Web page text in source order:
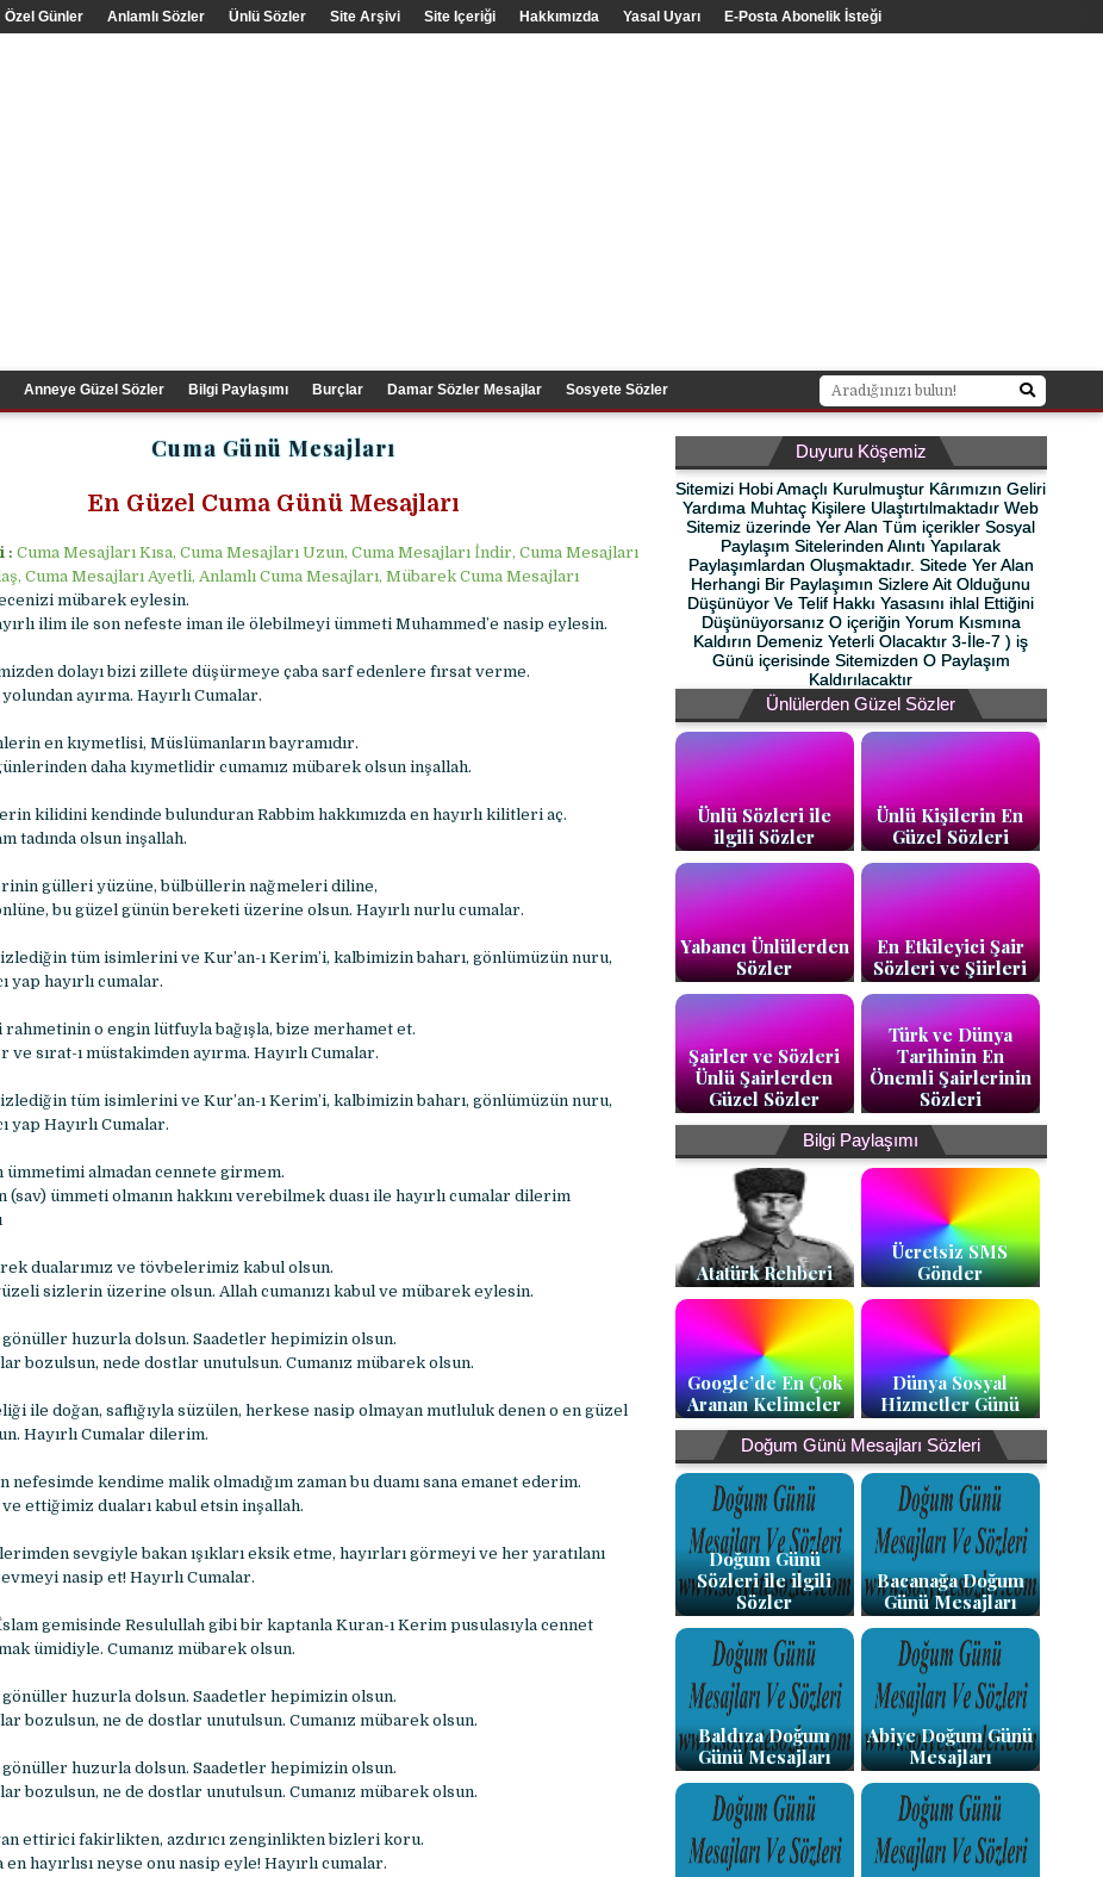
Özel Günler Anlamlı Sözler Ünlü Sözler Site Arşivi Site Içeriği Hakkımızda Yasal Uyarı E-Posta Abonelik İsteği
Anneye Güzel Sözler Bilgi Paylaşımı Burçlar Damar Sözler Mesajlar Sosyete Sözler
Cuma Günü Mesajları
En Güzel Cuma Günü Mesajları
: Cuma Mesajları Kısa, Cuma Mesajları Uzun, Cuma Mesajları İndir, Cuma Mesajları
Cuma Mesajları Ayetli, Anlamlı Cuma Mesajları, Mübarek Cuma Mesajları
mübarek eylesin.
ilim ile son nefeste iman ile ölebilmeyi ümmeti Muhammed’e nasip eylesin.
dolayı bizi zillete düşürmeye çaba sarf edenlere fırsat verme.
ayırma. Hayırlı Cumalar.
en kıymetlisi, Müslümanların bayramıdır.
daha kıymetlidir cumamız mübarek olsun inşallah.
kilidini kendinde bulunduran Rabbim hakkımızda en hayırlı kilitleri aç.
tadında olsun inşallah.
gülleri yüzüne, bülbüllerin nağmeleri diline,
bu güzel günün bereketi üzerine olsun. Hayırlı nurlu cumalar.
tüm isimlerini ve Kur’an-ı Kerim’i, kalbimizin baharı, gönlümüzün nuru,
yap hayırlı cumalar.
rahmetinin o engin lütfuyla bağışla, bize merhamet et.
sırat-ı müstakimden ayırma. Hayırlı Cumalar.
tüm isimlerini ve Kur’an-ı Kerim’i, kalbimizin baharı, gönlümüzün nuru,
yap Hayırlı Cumalar.
ümmetimi almadan cennete girmem.
ümmeti olmanın hakkını verebilmek duası ile hayırlı cumalar dilerim
dualarımız ve tövbelerimiz kabul olsun.
sizlerin üzerine olsun. Allah cumanızı kabul ve mübarek eylesin.
huzurla dolsun. Saadetler hepimizin olsun.
bozulsun, nede dostlar unutulsun. Cumanız mübarek olsun.
ile doğan, saflığıyla süzülen, herkese nasip olmayan mutluluk denen o en güzel
Hayırlı Cumalar dilerim.
nefesimde kendime malik olmadığım zaman bu duamı sana emanet ederim.
ve ettiğimiz duaları kabul etsin inşallah.
sevgiyle bakan ışıkları eksik etme, hayırları görmeyi ve her yaratılanı
nasip et! Hayırlı Cumalar.
gemisinde Resulullah gibi bir kaptanla Kuran-ı Kerim pusulasıyla cennet
ümidiyle. Cumanız mübarek olsun.
huzurla dolsun. Saadetler hepimizin olsun.
bozulsun, ne de dostlar unutulsun. Cumanız mübarek olsun.
huzurla dolsun. Saadetler hepimizin olsun.
bozulsun, ne de dostlar unutulsun. Cumanız mübarek olsun.
ettirici fakirlikten, azdırıcı zenginlikten bizleri koru.
en hayırlısı neyse onu nasip eyle! Hayırlı cumalar.
Duyuru Köşemiz
Sitemizi Hobi Amaçlı Kurulmuştur Kârımızın Geliri
Yardıma Muhtaç Kişilere Ulaştırtılmaktadır Web
Sitemiz üzerinde Yer Alan Tüm içerikler Sosyal
Paylaşım Sitelerinden Alıntı Yapılarak
Paylaşımlardan Oluşmaktadır. Sitede Yer Alan
Herhangi Bir Paylaşımın Sizlere Ait Olduğunu
Düşünüyor Ve Telif Hakkı Yasasını ihlal Ettiğini
Düşünüyorsanız O içeriğin Yorum Kısmına
Kaldırın Demeniz Yeterli Olacaktır 3-İle-7 ) iş
Günü içerisinde Sitemizden O Paylaşım
Kaldırılacaktır
Ünlülerden Güzel Sözler
Ünlü Sözleri ile
ilgili Sözler
Ünlü Kişilerin En
Güzel Sözleri
Yabancı Ünlülerden
Sözler
En Etkileyici Şair
Sözleri ve Şiirleri
Şairler ve Sözleri
Ünlü Şairlerden
Güzel Sözler
Türk ve Dünya
Tarihinin En
Önemli Şairlerinin
Sözleri
Bilgi Paylaşımı
Atatürk Rehberi
Ücretsiz SMS
Gönder
Google’de En Çok
Aranan Kelimeler
Dünya Sosyal
Hizmetler Günü
Doğum Günü Mesajları Sözleri
Doğum Günü
Sözleri ile ilgili
Sözler
Bacanağa Doğum
Günü Mesajları
Baldıza Doğum
Günü Mesajları
Abiye Doğum Günü
Mesajları